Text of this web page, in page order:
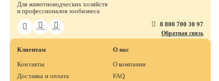
ЗооПро ВетПро
Для животноводческих хозяйств
и профессионалов зообизнеса
8 800 700 30 97
Обратная связь
Клиентам
Контакты
Доставка и оплата
О нас
О компании
FAQ